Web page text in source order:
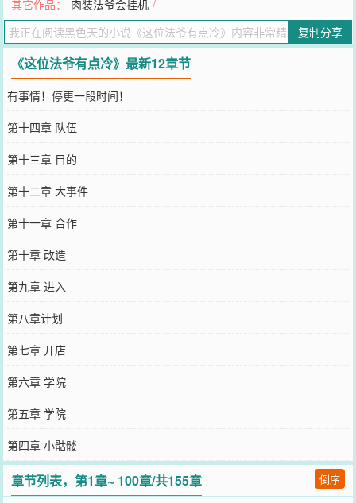
那么将会发生什么事情？同时，这个法爷，如果还心狠手辣，腹黑狡
猾，心思邪恶，黑暗怪诞的时候。那么……我想，你已经明白了，我
要写的是什么了。
您要是觉得《这位法爷有点冷 》还不错的话请不要忘记向您QQ群和微
博微信里的朋友推荐哦！
其它作品： 肉装法爷会挂机 /
复制分享
《这位法爷有点冷》最新12章节
有事情！停更一段时间！
第十四章 队伍
第十三章 目的
第十二章 大事件
第十一章 合作
第十章 改造
第九章 进入
第八章计划
第七章 开店
第六章 学院
第五章 学院
第四章 小骷髅
章节列表，第1章~ 100章/共155章 倒序